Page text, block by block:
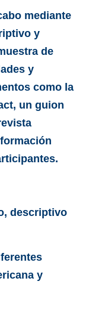
mediante
y
de
y
como la
un guion
descriptivo
y